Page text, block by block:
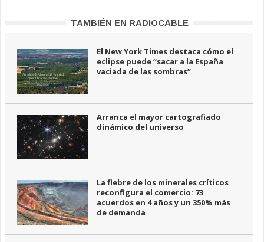
TAMBIÉN EN RADIOCABLE
El New York Times destaca cómo el
eclipse puede “sacar a la España
vaciada de las sombras”
Arranca el mayor cartografiado
dinámico del universo
La fiebre de los minerales críticos
reconfigura el comercio: 73
acuerdos en 4 años y un 350% más
de demanda